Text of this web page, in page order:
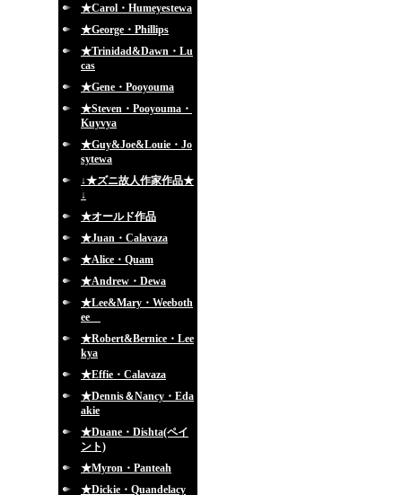
★Carol・Humeyestewa
★George・Phillips
★Trinidad&Dawn・Lu
cas
★Gene・Pooyouma
★Steven・Pooyouma・
Kuyvya
★Guy&Joe&Louie・Jo
sytewa
↓★ズニ故人作家作品★
↓
★オールド作品
★Juan・Calavaza
★Alice・Quam
★Andrew・Dewa
★Lee&Mary・Weeboth
ee
★Robert&Bernice・Lee
kya
★Effie・Calavaza
★Dennis＆Nancy・Eda
akie
★Duane・Dishta(ペイ
ント)
★Myron・Panteah
★Dickie・Quandelacy